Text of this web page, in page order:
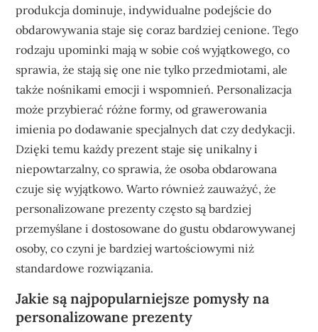
produkcja dominuje, indywidualne podejście do
obdarowywania staje się coraz bardziej cenione. Tego
rodzaju upominki mają w sobie coś wyjątkowego, co
sprawia, że stają się one nie tylko przedmiotami, ale
także nośnikami emocji i wspomnień. Personalizacja
może przybierać różne formy, od grawerowania
imienia po dodawanie specjalnych dat czy dedykacji.
Dzięki temu każdy prezent staje się unikalny i
niepowtarzalny, co sprawia, że osoba obdarowana
czuje się wyjątkowo. Warto również zauważyć, że
personalizowane prezenty często są bardziej
przemyślane i dostosowane do gustu obdarowywanej
osoby, co czyni je bardziej wartościowymi niż
standardowe rozwiązania.
Jakie są najpopularniejsze pomysły na
personalizowane prezenty